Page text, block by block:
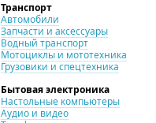
Транспорт
Автомобили
Запчасти и аксессуары
Водный транспорт
Мотоциклы и мототехника
Грузовики и спецтехника
Бытовая электроника
Настольные компьютеры
Аудио и видео